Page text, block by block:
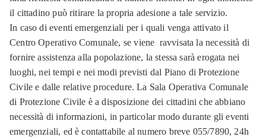
il cittadino può ritirare la propria adesione a tale servizio.
In caso di eventi emergenziali per i quali venga attivato il
Centro Operativo Comunale, se viene ravvisata la necessità di
fornire assistenza alla popolazione, la stessa sarà erogata nei
luoghi, nei tempi e nei modi previsti dal Piano di Protezione
Civile e dalle relative procedure. La Sala Operativa Comunale
di Protezione Civile è a disposizione dei cittadini che abbiano
necessità di informazioni, in particolar modo durante gli eventi
emergenziali, ed è contattabile al numero breve 055/7890, 24h